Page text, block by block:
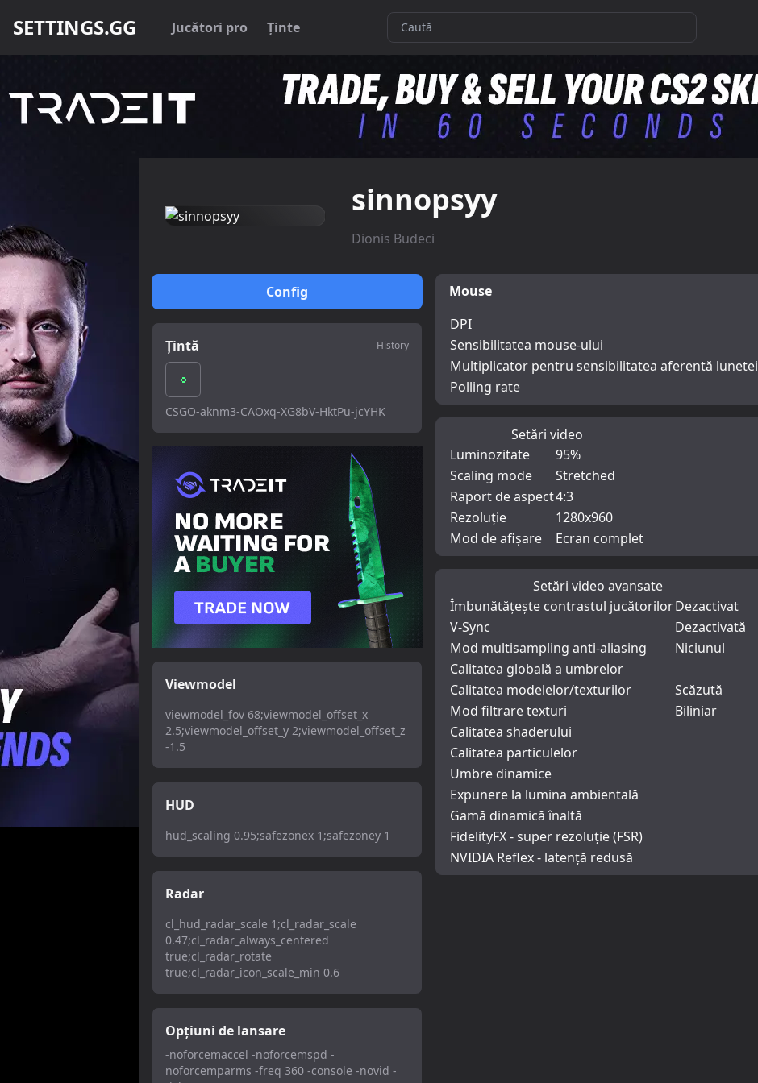
SETTINGS.GG Jucători pro Ținte
sinnopsyy
Dionis Budeci
Config
Țintă History
CSGO-aknm3-CAOxq-XG8bV-HktPu-jcYHK
Viewmodel
viewmodel_fov 68;viewmodel_offset_x
2.5;viewmodel_offset_y 2;viewmodel_offset_z
-1.5
HUD
hud_scaling 0.95;safezonex 1;safezoney 1
Radar
cl_hud_radar_scale 1;cl_radar_scale
0.47;cl_radar_always_centered
true;cl_radar_rotate
true;cl_radar_icon_scale_min 0.6
Opțiuni de lansare
-noforcemaccel -noforcemspd -
noforcemparms -freq 360 -console -novid -
Mouse
DPI
Sensibilitatea mouse-ului
Multiplicator pentru sensibilitatea aferentă lunetei
Polling rate
Setări video
Luminozitate
95%
Scaling mode
Stretched
Raport de aspect4:3
Rezoluție
1280x960
Mod de afișare
Ecran complet
Setări video avansate
Îmbunătățește contrastul jucătorilorDezactivat
V-Sync
Dezactivată
Mod multisampling anti-aliasing
Niciunul
Calitatea globală a umbrelor
Calitatea modelelor/texturilor
Scăzută
Mod filtrare texturi
Biliniar
Calitatea shaderului
Calitatea particulelor
Umbre dinamice
Expunere la lumina ambientală
Gamă dinamică înaltă
FidelityFX - super rezoluție (FSR)
NVIDIA Reflex - latență redusă